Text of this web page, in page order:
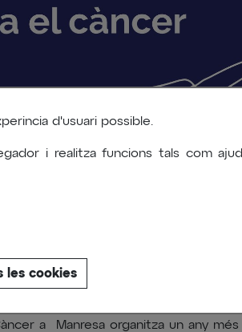
d'usuari possible.
i realitza funcions tals com
les cookies
a Manresa organitza un any més